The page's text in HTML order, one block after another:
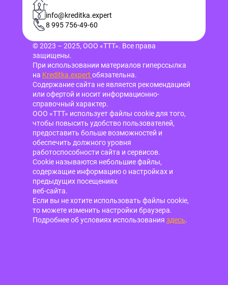
-
info@kreditka.expert
8 995 756-49-60
© 2023 – 2025, ООО «ТТТ». Все права
защищены.
При использовании материалов гиперссылка
на Kreditka.expert обязательна.
Содержание сайта не является рекомендацией
или офертой и носит информационно-
справочный характер.
ООО «ТТТ» использует файлы cookie для того,
чтобы повысить удобство пользователей,
предоставить больше возможностей и
обеспечить должного уровня
работоспособности сайта и сервисов.
Cookie называются небольшие файлы,
содержащие информацию о настройках и
предыдущих посещениях
веб-сайта.
Если вы не хотите использовать файлы cookie,
то можете изменить настройки браузера.
Подробнее об условиях использования здесь.